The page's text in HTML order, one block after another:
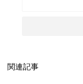
関連記事